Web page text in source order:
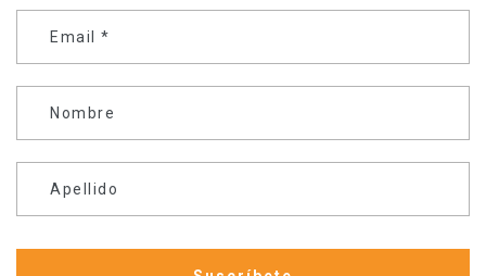
Email *
Nombre
Apellido